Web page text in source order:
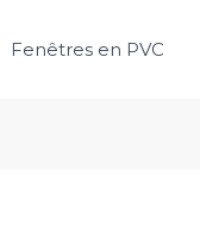
Fenêtres en PVC